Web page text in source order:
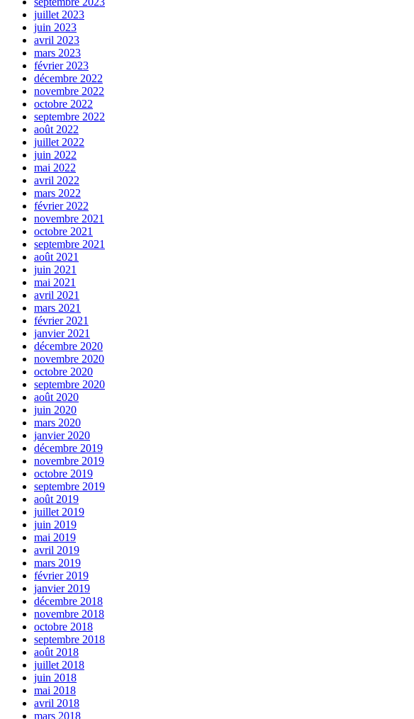
juillet 2023
juin 2023
avril 2023
mars 2023
février 2023
décembre 2022
novembre 2022
octobre 2022
septembre 2022
août 2022
juillet 2022
juin 2022
mai 2022
avril 2022
mars 2022
février 2022
novembre 2021
octobre 2021
septembre 2021
août 2021
juin 2021
mai 2021
avril 2021
mars 2021
février 2021
janvier 2021
décembre 2020
novembre 2020
octobre 2020
septembre 2020
août 2020
juin 2020
mars 2020
janvier 2020
décembre 2019
novembre 2019
octobre 2019
septembre 2019
août 2019
juillet 2019
juin 2019
mai 2019
avril 2019
mars 2019
février 2019
janvier 2019
décembre 2018
novembre 2018
octobre 2018
septembre 2018
août 2018
juillet 2018
juin 2018
mai 2018
avril 2018
mars 2018